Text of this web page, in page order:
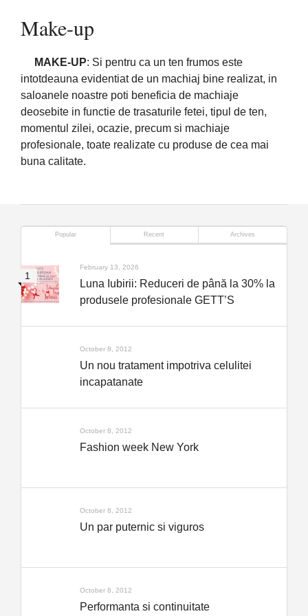
Make-up
MAKE-UP: Si pentru ca un ten frumos este
intotdeauna evidentiat de un machiaj bine realizat, in
saloanele noastre poti beneficia de machiaje
deosebite in functie de trasaturile fetei, tipul de ten,
momentul zilei, ocazie, precum si machiaje
profesionale, toate realizate cu produse de cea mai
buna calitate.
Popular Recent Archives
February 13, 2026
Luna Iubirii: Reduceri de până la 30% la
produsele profesionale GETT’S
October 8, 2012
Un nou tratament impotriva celulitei
incapatanate
October 8, 2012
Fashion week New York
October 8, 2012
Un par puternic si viguros
October 8, 2012
Performanta si continuitate